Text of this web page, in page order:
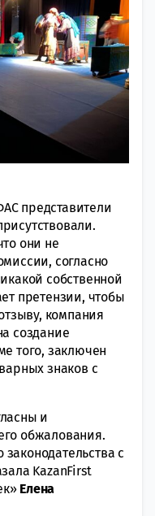
представители
они не
согласно
собственной
претензии, чтобы
компания
создание
того, заключен
знаков с
и
обжалования.
с
KazanFirst
Елена